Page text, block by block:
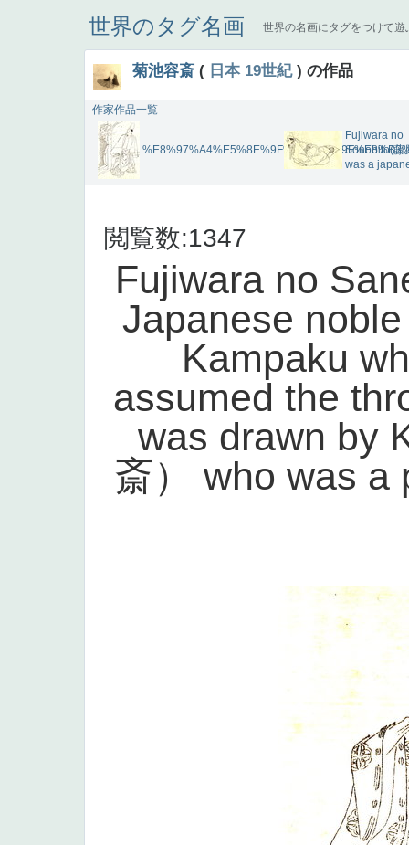
世界のタグ名画 世界の名画にタグをつけて遊
菊池容斎 ( 日本 19世紀) の作品
作家作品一覧
Fujiwara no
Sonobito(藤
was a
閲覧数:1347
Fujiwara no
Japanese
Kampaku
assumed the
was drawn by
斎） who was